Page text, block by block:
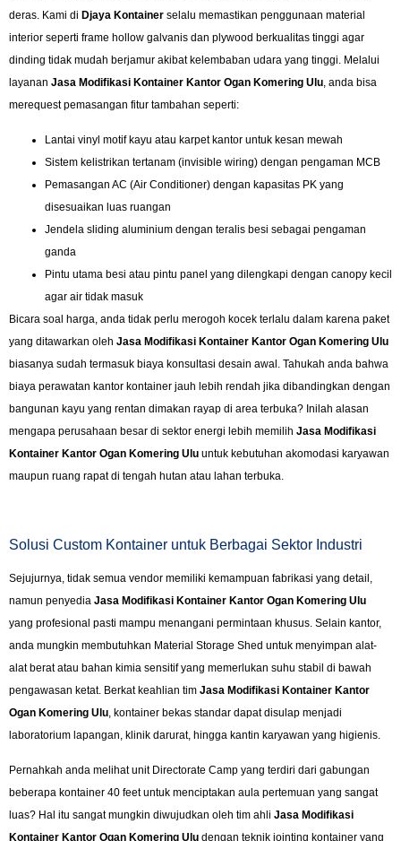
deras. Kami di Djaya Kontainer selalu memastikan penggunaan material
interior seperti frame hollow galvanis dan plywood berkualitas tinggi agar
dinding tidak mudah berjamur akibat kelembaban udara yang tinggi. Melalui
layanan Jasa Modifikasi Kontainer Kantor Ogan Komering Ulu , anda bisa
merequest pemasangan fitur tambahan seperti:
Lantai vinyl motif kayu atau karpet kantor untuk kesan mewah
Sistem kelistrikan tertanam (invisible wiring) dengan pengaman MCB
Pemasangan AC (Air Conditioner) dengan kapasitas PK yang
disesuaikan luas ruangan
Jendela sliding aluminium dengan teralis besi sebagai pengaman
ganda
Pintu utama besi atau pintu panel yang dilengkapi dengan canopy kecil
agar air tidak masuk
Bicara soal harga, anda tidak perlu merogoh kocek terlalu dalam karena paket
yang ditawarkan oleh Jasa Modifikasi Kontainer Kantor Ogan Komering Ulu
biasanya sudah termasuk biaya konsultasi desain awal. Tahukah anda bahwa
biaya perawatan kantor kontainer jauh lebih rendah jika dibandingkan dengan
bangunan kayu yang rentan dimakan rayap di area terbuka? Inilah alasan
mengapa perusahaan besar di sektor energi lebih memilih Jasa Modifikasi
Kontainer Kantor Ogan Komering Ulu untuk kebutuhan akomodasi karyawan
maupun ruang rapat di tengah hutan atau lahan terbuka.
Solusi Custom Kontainer untuk Berbagai Sektor Industri
Sejujurnya, tidak semua vendor memiliki kemampuan fabrikasi yang detail,
namun penyedia Jasa Modifikasi Kontainer Kantor Ogan Komering Ulu
yang profesional pasti mampu menangani permintaan khusus. Selain kantor,
anda mungkin membutuhkan Material Storage Shed untuk menyimpan alat-
alat berat atau bahan kimia sensitif yang memerlukan suhu stabil di bawah
pengawasan ketat. Berkat keahlian tim Jasa Modifikasi Kontainer Kantor
Ogan Komering Ulu, kontainer bekas standar dapat disulap menjadi
laboratorium lapangan, klinik darurat, hingga kantin karyawan yang higienis.
Pernahkah anda melihat unit Directorate Camp yang terdiri dari gabungan
beberapa kontainer 40 feet untuk menciptakan aula pertemuan yang sangat
luas? Hal itu sangat mungkin diwujudkan oleh tim ahli Jasa Modifikasi
Kontainer Kantor Ogan Komering Ulu dengan teknik jointing kontainer yang